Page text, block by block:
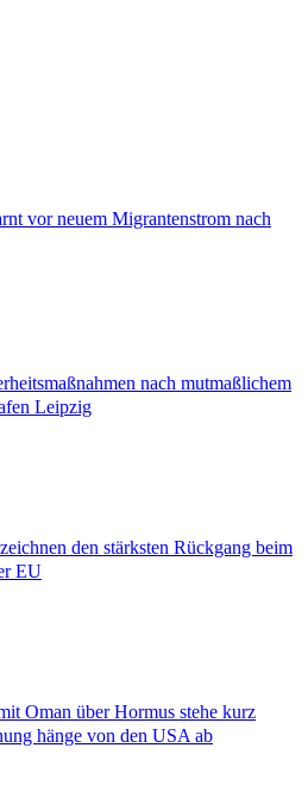
vor neuem Migrantenstrom nach
nach mutmaßlichem
Leipzig
den stärksten Rückgang beim
EU
Oman über Hormus stehe kurz
hänge von den USA ab